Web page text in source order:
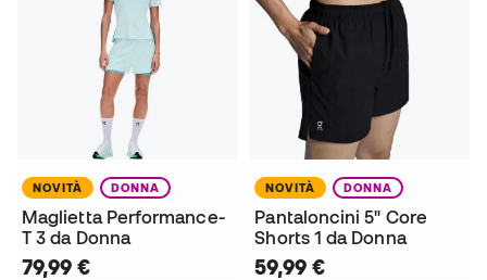
NOVITÀ DONNA
Maglietta Performance-
T 3 da Donna
79,99 €
NOVITÀ DONNA
Pantaloncini 5" Core
Shorts 1 da Donna
59,99 €